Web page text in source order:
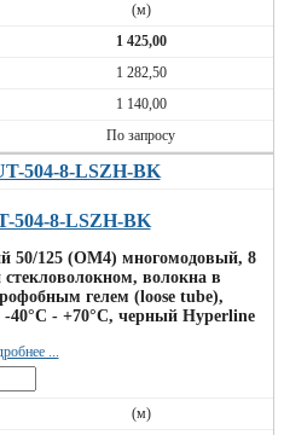
(м)
1 425,00
1 282,50
1 140,00
По запросу
504-8-LSZH-BK
50/125 (OM4) многомодовый, 8
волокна в
гелем (loose tube),
40°С - +70°С, черный Hyperline
...
(м)